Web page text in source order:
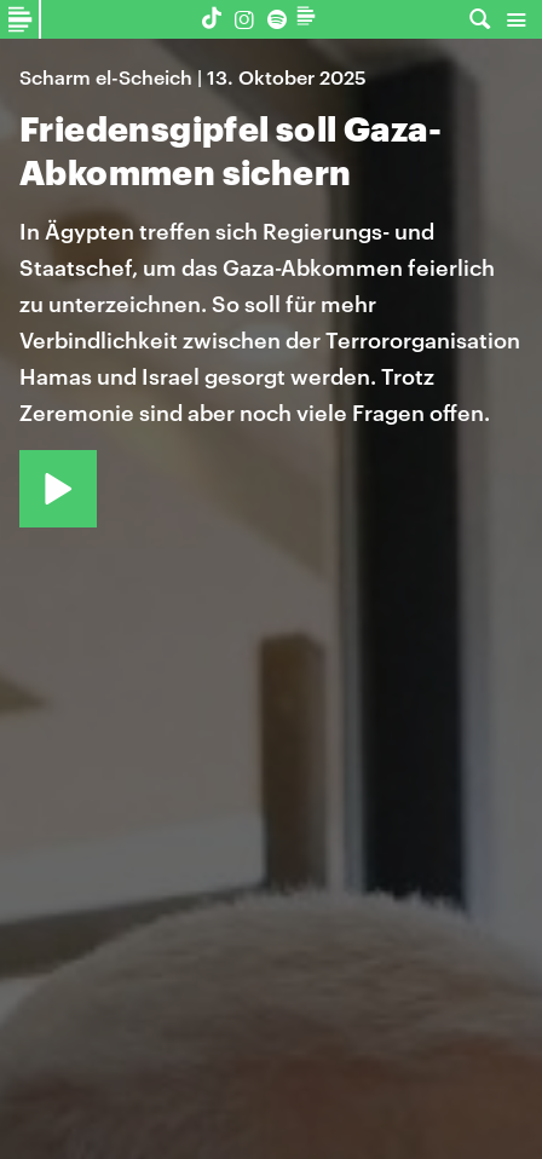
Scharm el-Scheich | 13. Oktober 2025
Friedensgipfel soll Gaza-
Abkommen sichern
In Ägypten treffen sich Regierungs- und
Staatschef, um das Gaza-Abkommen feierlich
zu unterzeichnen. So soll für mehr
Verbindlichkeit zwischen der Terrororganisation
Hamas und Israel gesorgt werden. Trotz
Zeremonie sind aber noch viele Fragen offen.